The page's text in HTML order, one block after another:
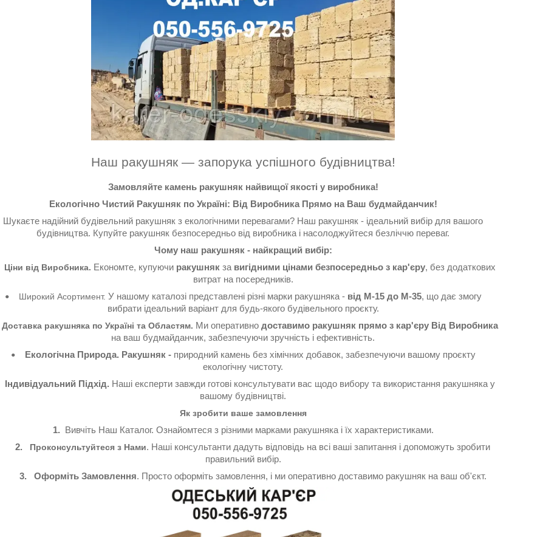
Наш ракушняк — запорука успішного будівництва!
Замовляйте камень ракушняк найвищої якості у виробника!
Екологічно Чистий Ракушняк по Україні: Від Виробника Прямо на Ваш будмайданчик!
Шукаєте надійний будівельний ракушняк з екологічними перевагами? Наш ракушняк - ідеальний вибір для вашого
будівництва. Купуйте ракушняк безпосередньо від виробника і насолоджуйтеся безліччю переваг.
Чому наш ракушняк - найкращий вибір:
Ціни від Виробника. Економте, купуючи ракушняк за вигідними цінами безпосередньо з кар'єру, без додаткових
витрат на посередників.
• Широкий Асортимент. У нашому каталозі представлені різні марки ракушняка - від М-15 до М-35, що дає змогу
вибрати ідеальний варіант для будь-якого будівельного проєкту.
Доставка ракушняка по Україні та Областям. Ми оперативно доставимо ракушняк прямо з кар'єру Від Виробника
на ваш будмайданчик, забезпечуючи зручність і ефективність.
• Екологічна Природа. Ракушняк -природний камень без хімічних добавок, забезпечуючи вашому проєкту
екологічну чистоту.
Індивідуальний Підхід. Наші експерти завжди готові консультувати вас щодо вибору та використання ракушняка у
вашому будівництві.
Як зробити ваше замовлення
1. Вивчіть Наш Каталог. Ознайомтеся з різними марками ракушняка і їх характеристиками.
2.
Проконсультуйтеся з Нами. Наші консультанти дадуть відповідь на всі ваші запитання і допоможуть зробити
правильний вибір.
3.
Оформіть Замовлення. Просто оформіть замовлення, і ми оперативно доставимо ракушняк на ваш об'єкт.